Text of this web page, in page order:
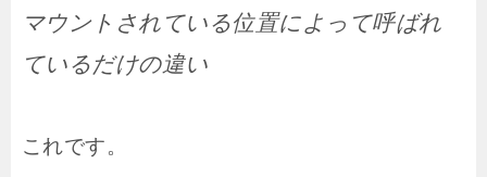
マウントされている位置によって呼ばれ
ているだけの違い
これです。